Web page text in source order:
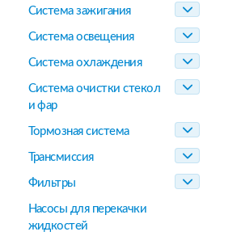
Система зажигания
Система освещения
Система охлаждения
Система очистки стекол
и фар
Тормозная система
Трансмиссия
Фильтры
Насосы для перекачки
жидкостей